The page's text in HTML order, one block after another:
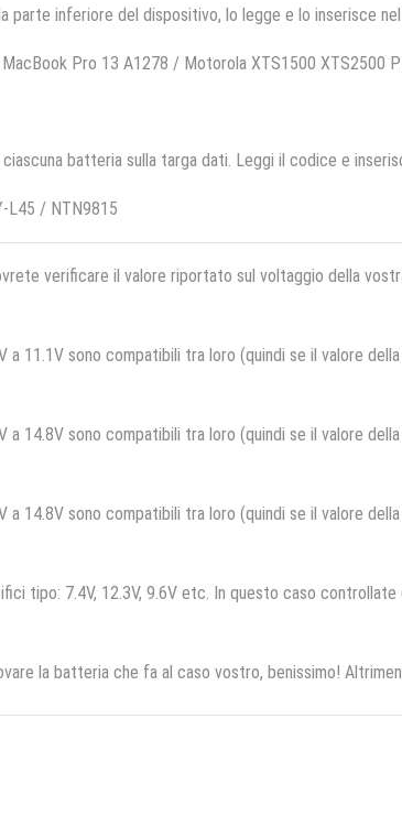
parte inferiore del dispositivo, lo legge e lo inserisce
Pro 13 A1278 / Motorola XTS1500 XTS2500
batteria sulla targa dati. Leggi il codice e
L45 / NTN9815
verificare il valore riportato sul voltaggio della
a 11.1V sono compatibili tra loro (quindi se il valore
a 14.8V sono compatibili tra loro (quindi se il valore
a 14.8V sono compatibili tra loro (quindi se il valore
tipo: 7.4V, 12.3V, 9.6V etc. In questo caso
la batteria che fa al caso vostro, benissimo!